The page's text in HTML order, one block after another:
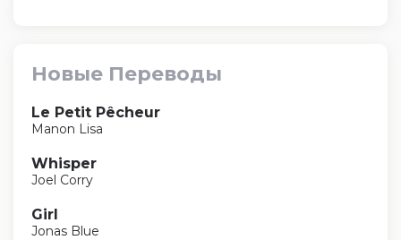
Новые Переводы
Le Petit Pêcheur
Manon Lisa
Whisper
Joel Corry
Girl
Jonas Blue